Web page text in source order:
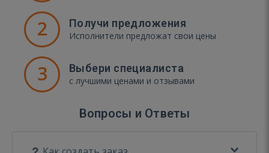
2 Получи предложения
Исполнители предложат свои цены
3 Выбери специалиста
с лучшими ценами и отзывами
Вопросы и Ответы